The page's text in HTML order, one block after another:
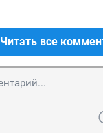
Читать все